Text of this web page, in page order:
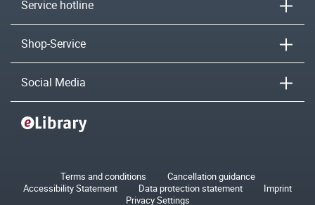
Service hotline
Shop-Service
Social Media
Terms and conditions
Cancellation guidance
Accessibility Statement
Data protection statement
Imprint
Privacy Settings